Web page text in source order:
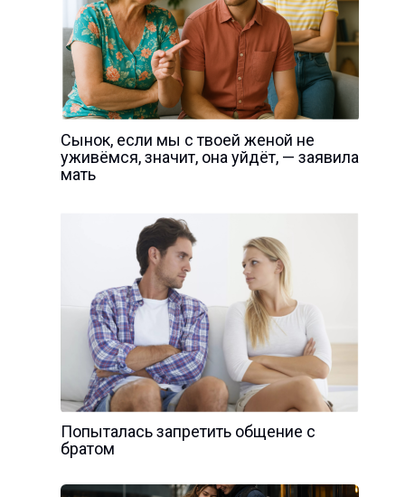
Сынок, если мы с твоей женой не
уживёмся, значит, она уйдёт, — заявила
мать
Попыталась запретить общение с
братом